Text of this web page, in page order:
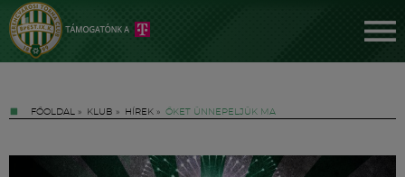
FŐOLDAL » KLUB » HÍREK » ŐKET ÜNNEPELJÜK MA